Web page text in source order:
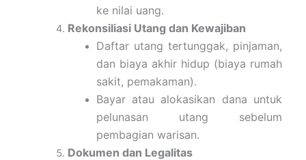
ke nilai uang.
Rekonsiliasi Utang dan Kewajiban
Daftar utang tertunggak, pinjaman,
dan biaya akhir hidup (biaya rumah
sakit, pemakaman).
Bayar atau alokasikan dana untuk
pelunasan utang sebelum
pembagian warisan.
Dokumen dan Legalitas